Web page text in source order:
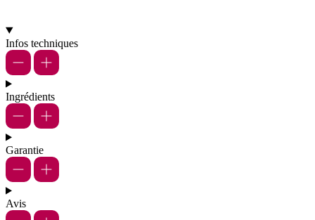
Infos techniques
Ingrédients
Garantie
Avis